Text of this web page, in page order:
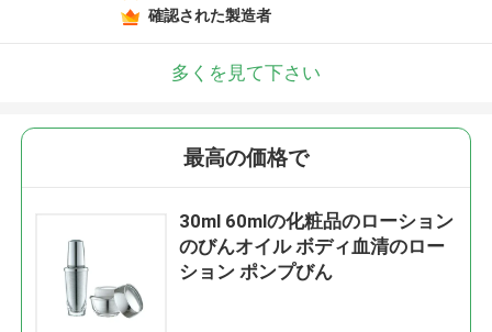
確認された製造者
多くを見て下さい
最高の価格で
30ml 60mlの化粧品のローション
のびんオイル ボディ血清のロー
ション ポンプびん